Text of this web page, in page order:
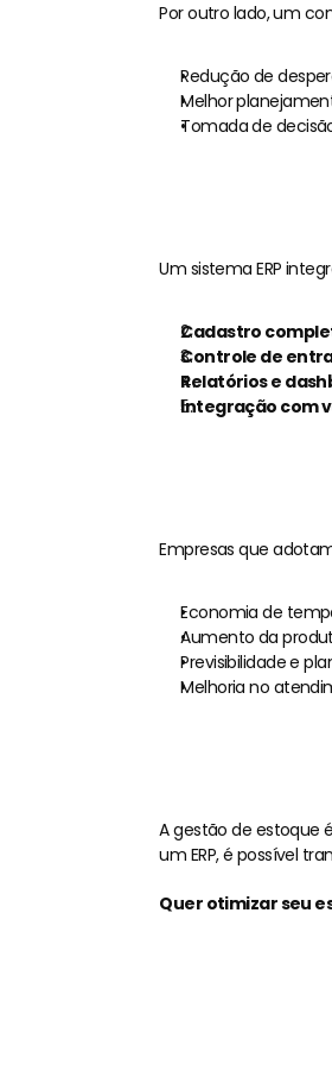
Por outro lado, um
Redução de
Melhor
Tomada de
Um sistema ERP
Cadastro
Controle de
Relatórios e
Integração com
Empresas que
Economia de
Aumento da
Previsibilidade e
Melhoria no
A gestão de estoque
um ERP, é possível
Quer otimizar seu